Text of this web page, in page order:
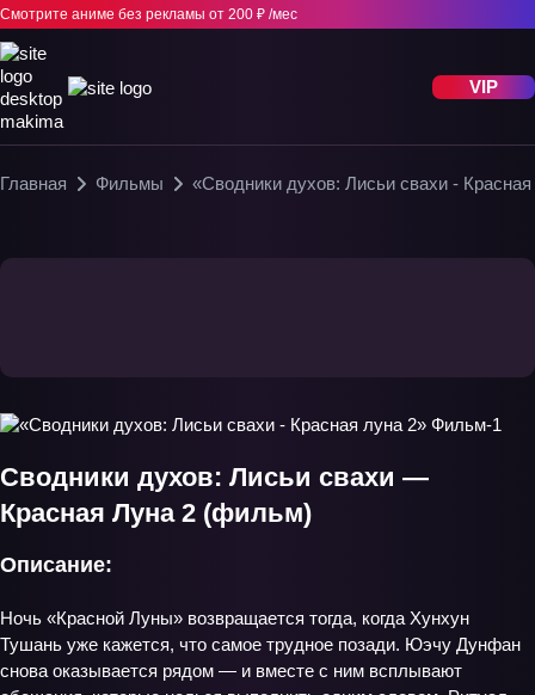
Смотрите аниме без рекламы от 200 ₽ /мес
VIP
Главная Фильмы «Сводники духов: Лисьи свахи -
Сводники духов: Лисьи свахи —
Красная Луна 2 (фильм)
Описание:
Ночь «Красной Луны» возвращается тогда, когда Хунхун
Тушань уже кажется, что самое трудное позади. Юэчу Дунфан
снова оказывается рядом — и вместе с ним всплывают